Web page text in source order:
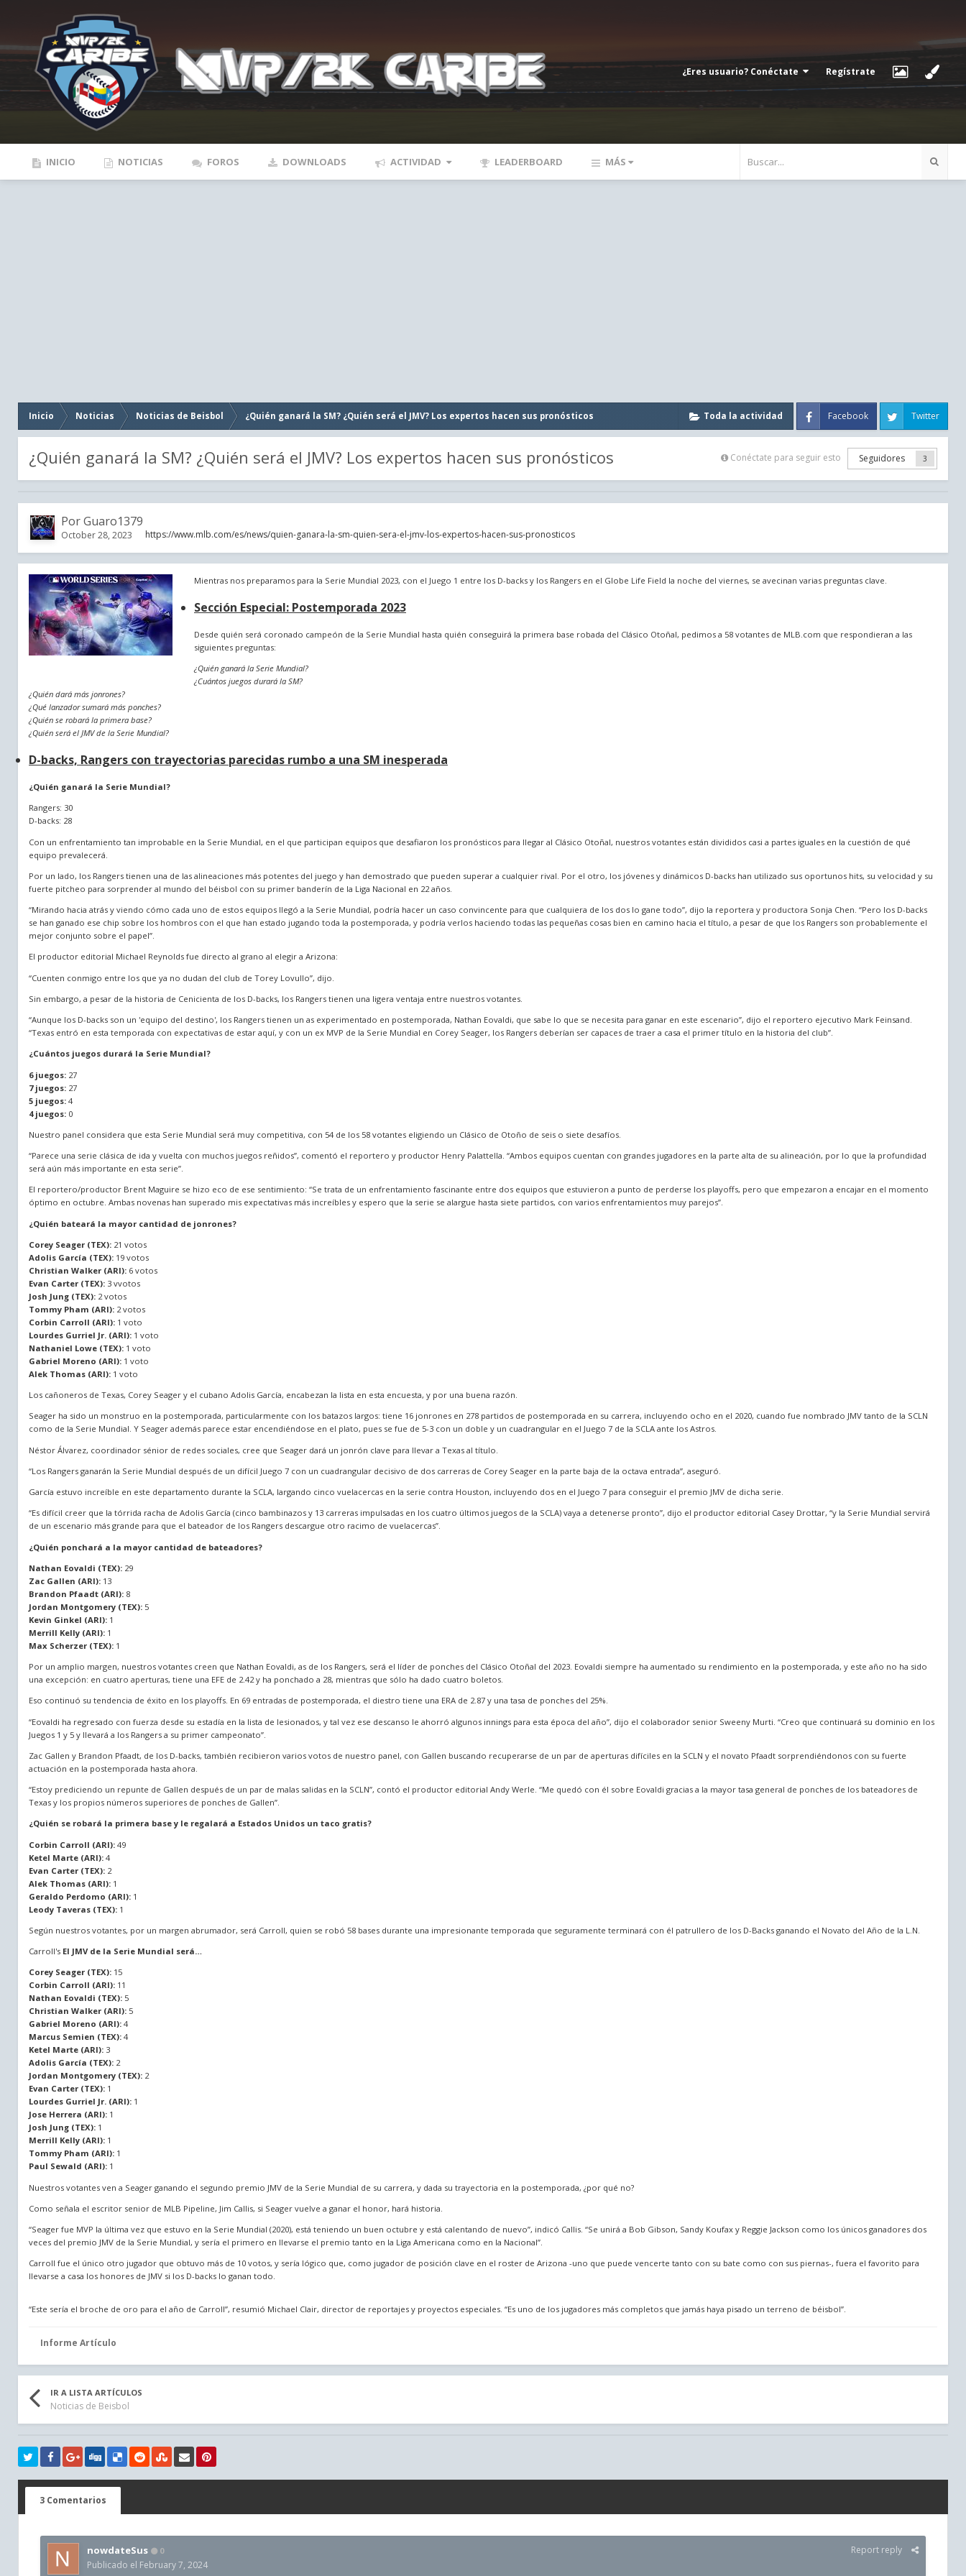
¿Eres usuario? Conéctate Regístrate
INICIO NOTICIAS FOROS DOWNLOADS ACTIVIDAD LEADERBOARD MÁS
Toda la actividad
Inicio Noticias Noticias de Beisbol ¿Quién ganará la SM? ¿Quién será el JMV? Los expertos hacen sus pronósticos Facebook Twitter
Conéctate para seguir esto Seguidores 3
¿Quién ganará la SM? ¿Quién será el JMV? Los expertos hacen sus pronósticos
PorGuaro1379
October 28, 2023 https://www.mlb.com/es/news/quien-ganara-la-sm-quien-sera-el-jmv-los-expertos-hacen-sus-pronosticos
Mientras nos preparamos para la Serie Mundial 2023, con el Juego 1 entre los D-backs y los Rangers en el Globe Life Field la noche del viernes, se avecinan varias preguntas clave.
Sección Especial: Postemporada 2023
Desde quién será coronado campeón de la Serie Mundial hasta quién conseguirá la primera base robada del Clásico Otoñal, pedimos a 58 votantes de MLB.com que respondieran a las
siguientes preguntas:
¿Quién ganará la Serie Mundial?
¿Cuántos juegos durará la SM?
¿Quién dará más jonrones?
¿Qué lanzador sumará más ponches?
¿Quién se robará la primera base?
¿Quién será el JMV de la Serie Mundial?
D-backs, Rangers con trayectorias parecidas rumbo a una SM inesperada
¿Quién ganará la Serie Mundial?
Rangers: 30
D-backs: 28
Con un enfrentamiento tan improbable en la Serie Mundial, en el que participan equipos que desafiaron los pronósticos para llegar al Clásico Otoñal, nuestros votantes están divididos casi a partes iguales en la cuestión de qué
equipo prevalecerá.
Por un lado, los Rangers tienen una de las alineaciones más potentes del juego y han demostrado que pueden superar a cualquier rival. Por el otro, los jóvenes y dinámicos D-backs han utilizado sus oportunos hits, su velocidad y su
fuerte pitcheo para sorprender al mundo del béisbol con su primer banderín de la Liga Nacional en 22 años.
“Mirando hacia atrás y viendo cómo cada uno de estos equipos llegó a la Serie Mundial, podría hacer un caso convincente para que cualquiera de los dos lo gane todo”, dijo la reportera y productora Sonja Chen. “Pero los D-backs
se han ganado ese chip sobre los hombros con el que han estado jugando toda la postemporada, y podría verlos haciendo todas las pequeñas cosas bien en camino hacia el título, a pesar de que los Rangers son probablemente el
mejor conjunto sobre el papel”.
El productor editorial Michael Reynolds fue directo al grano al elegir a Arizona:
“Cuenten conmigo entre los que ya no dudan del club de Torey Lovullo”, dijo.
Sin embargo, a pesar de la historia de Cenicienta de los D-backs, los Rangers tienen una ligera ventaja entre nuestros votantes.
“Aunque los D-backs son un 'equipo del destino', los Rangers tienen un as experimentado en postemporada, Nathan Eovaldi, que sabe lo que se necesita para ganar en este escenario”, dijo el reportero ejecutivo Mark Feinsand.
“Texas entró en esta temporada con expectativas de estar aquí, y con un ex MVP de la Serie Mundial en Corey Seager, los Rangers deberían ser capaces de traer a casa el primer título en la historia del club”.
¿Cuántos juegos durará la Serie Mundial?
6 juegos: 27
7 juegos: 27
5 juegos: 4
4 juegos: 0
Nuestro panel considera que esta Serie Mundial será muy competitiva, con 54 de los 58 votantes eligiendo un Clásico de Otoño de seis o siete desafíos.
“Parece una serie clásica de ida y vuelta con muchos juegos reñidos”, comentó el reportero y productor Henry Palattella. “Ambos equipos cuentan con grandes jugadores en la parte alta de su alineación, por lo que la profundidad
será aún más importante en esta serie”.
El reportero/productor Brent Maguire se hizo eco de ese sentimiento: “Se trata de un enfrentamiento fascinante entre dos equipos que estuvieron a punto de perderse los playoffs, pero que empezaron a encajar en el momento
óptimo en octubre. Ambas novenas han superado mis expectativas más increíbles y espero que la serie se alargue hasta siete partidos, con varios enfrentamientos muy parejos”.
¿Quién bateará la mayor cantidad de jonrones?
Corey Seager (TEX): 21 votos
Adolis García (TEX): 19 votos
Christian Walker (ARI): 6 votos
Evan Carter (TEX): 3 vvotos
Josh Jung (TEX): 2 votos
Tommy Pham (ARI): 2 votos
Corbin Carroll (ARI): 1 voto
Lourdes Gurriel Jr. (ARI): 1 voto
Nathaniel Lowe (TEX): 1 voto
Gabriel Moreno (ARI): 1 voto
Alek Thomas (ARI): 1 voto
Los cañoneros de Texas, Corey Seager y el cubano Adolis García, encabezan la lista en esta encuesta, y por una buena razón.
Seager ha sido un monstruo en la postemporada, particularmente con los batazos largos: tiene 16 jonrones en 278 partidos de postemporada en su carrera, incluyendo ocho en el 2020, cuando fue nombrado JMV tanto de la SCLN
como de la Serie Mundial. Y Seager además parece estar encendiéndose en el plato, pues se fue de 5-3 con un doble y un cuadrangular en el Juego 7 de la SCLA ante los Astros.
Néstor Álvarez, coordinador sénior de redes sociales, cree que Seager dará un jonrón clave para llevar a Texas al título.
“Los Rangers ganarán la Serie Mundial después de un difícil Juego 7 con un cuadrangular decisivo de dos carreras de Corey Seager en la parte baja de la octava entrada”, aseguró.
García estuvo increíble en este departamento durante la SCLA, largando cinco vuelacercas en la serie contra Houston, incluyendo dos en el Juego 7 para conseguir el premio JMV de dicha serie.
“Es difícil creer que la tórrida racha de Adolis García (cinco bambinazos y 13 carreras impulsadas en los cuatro últimos juegos de la SCLA) vaya a detenerse pronto”, dijo el productor editorial Casey Drottar, “y la Serie Mundial servirá
de un escenario más grande para que el bateador de los Rangers descargue otro racimo de vuelacercas”.
¿Quién ponchará a la mayor cantidad de bateadores?
Nathan Eovaldi (TEX): 29
Zac Gallen (ARI): 13
Brandon Pfaadt (ARI): 8
Jordan Montgomery (TEX): 5
Kevin Ginkel (ARI): 1
Merrill Kelly (ARI): 1
Max Scherzer (TEX): 1
Por un amplio margen, nuestros votantes creen que Nathan Eovaldi, as de los Rangers, será el líder de ponches del Clásico Otoñal del 2023. Eovaldi siempre ha aumentado su rendimiento en la postemporada, y este año no ha sido
una excepción: en cuatro aperturas, tiene una EFE de 2.42 y ha ponchado a 28, mientras que sólo ha dado cuatro boletos.
Eso continuó su tendencia de éxito en los playoffs. En 69 entradas de postemporada, el diestro tiene una ERA de 2.87 y una tasa de ponches del 25%.
“Eovaldi ha regresado con fuerza desde su estadía en la lista de lesionados, y tal vez ese descanso le ahorró algunos innings para esta época del año”, dijo el colaborador senior Sweeny Murti. “Creo que continuará su dominio en los
Juegos 1 y 5 y llevará a los Rangers a su primer campeonato”.
Zac Gallen y Brandon Pfaadt, de los D-backs, también recibieron varios votos de nuestro panel, con Gallen buscando recuperarse de un par de aperturas difíciles en la SCLN y el novato Pfaadt sorprendiéndonos con su fuerte
actuación en la postemporada hasta ahora.
“Estoy prediciendo un repunte de Gallen después de un par de malas salidas en la SCLN”, contó el productor editorial Andy Werle. “Me quedó con él sobre Eovaldi gracias a la mayor tasa general de ponches de los bateadores de
Texas y los propios números superiores de ponches de Gallen”.
¿Quién se robará la primera base y le regalará a Estados Unidos un taco gratis?
Corbin Carroll (ARI): 49
Ketel Marte (ARI): 4
Evan Carter (TEX): 2
Alek Thomas (ARI): 1
Geraldo Perdomo (ARI): 1
Leody Taveras (TEX): 1
Según nuestros votantes, por un margen abrumador, será Carroll, quien se robó 58 bases durante una impresionante temporada que seguramente terminará con él patrullero de los D-Backs ganando el Novato del Año de la L.N.
Carroll's El JMV de la Serie Mundial será…
Corey Seager (TEX): 15
Corbin Carroll (ARI): 11
Nathan Eovaldi (TEX): 5
Christian Walker (ARI): 5
Gabriel Moreno (ARI): 4
Marcus Semien (TEX): 4
Ketel Marte (ARI): 3
Adolis García (TEX): 2
Jordan Montgomery (TEX): 2
Evan Carter (TEX): 1
Lourdes Gurriel Jr. (ARI): 1
Jose Herrera (ARI): 1
Josh Jung (TEX): 1
Merrill Kelly (ARI): 1
Tommy Pham (ARI): 1
Paul Sewald (ARI): 1
Nuestros votantes ven a Seager ganando el segundo premio JMV de la Serie Mundial de su carrera, y dada su trayectoria en la postemporada, ¿por qué no?
Como señala el escritor senior de MLB Pipeline, Jim Callis, si Seager vuelve a ganar el honor, hará historia.
“Seager fue MVP la última vez que estuvo en la Serie Mundial (2020), está teniendo un buen octubre y está calentando de nuevo”, indicó Callis. “Se unirá a Bob Gibson, Sandy Koufax y Reggie Jackson como los únicos ganadores dos
veces del premio JMV de la Serie Mundial, y sería el primero en llevarse el premio tanto en la Liga Americana como en la Nacional”.
Carroll fue el único otro jugador que obtuvo más de 10 votos, y sería lógico que, como jugador de posición clave en el roster de Arizona -uno que puede vencerte tanto con su bate como con sus piernas-, fuera el favorito para
llevarse a casa los honores de JMV si los D-backs lo ganan todo.
“Este sería el broche de oro para el año de Carroll”, resumió Michael Clair, director de reportajes y proyectos especiales. “Es uno de los jugadores más completos que jamás haya pisado un terreno de béisbol”.
Informe Artículo
IR A LISTA ARTÍCULOS
Noticias de Beisbol
3 Comentarios
Report reply
nowdateSus 0
Publicado el February 7, 2024